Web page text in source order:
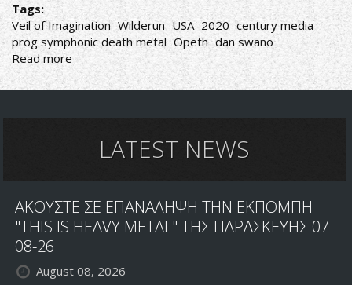
Tags:
Veil of Imagination Wilderun USA 2020 century media
prog symphonic death metal Opeth dan swano
Read more about
Wilderun-
Veil
LATEST NEWS
ΑΚΟΥΣΤΕ ΣΕ ΕΠΑΝΑΛΗΨΗ ΤΗΝ ΕΚΠΟΜΠΗ
"THIS IS HEAVY METAL" ΤΗΣ ΠΑΡΑΣΚΕΥΗΣ 07-
08-26
August 08, 2026